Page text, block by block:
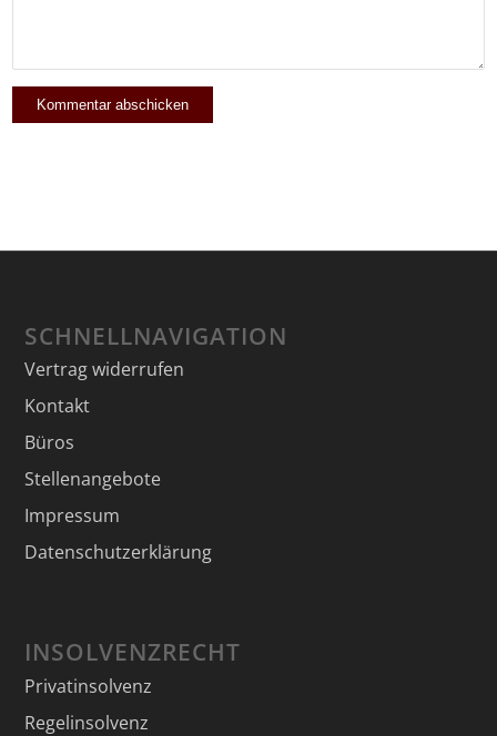
SCHNELLNAVIGATION
Vertrag widerrufen
Kontakt
Büros
Stellenangebote
Impressum
Datenschutzerklärung
INSOLVENZRECHT
Privatinsolvenz
Regelinsolvenz